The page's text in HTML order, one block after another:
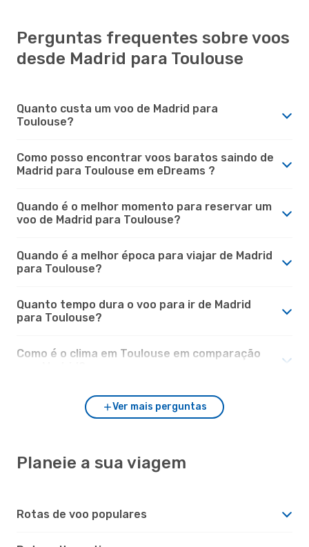
Perguntas frequentes sobre voos
desde Madrid para Toulouse
Quanto custa um voo de Madrid para
Toulouse?
Como posso encontrar voos baratos saindo de
Madrid para Toulouse em eDreams ?
Quando é o melhor momento para reservar um
voo de Madrid para Toulouse?
Quando é a melhor época para viajar de Madrid
para Toulouse?
Quanto tempo dura o voo para ir de Madrid
para Toulouse?
Como é o clima em Toulouse em comparação
Ver mais perguntas
Planeie a sua viagem
Rotas de voo populares